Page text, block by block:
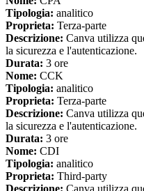
Tipologia: analitico
Proprieta: Terza-parte
Descrizione: Canva utilizza
la sicurezza e l'autenticazione.
Durata: 3 ore
Nome: CCK
Tipologia: analitico
Proprieta: Terza-parte
Descrizione: Canva utilizza
la sicurezza e l'autenticazione.
Durata: 3 ore
Nome: CDI
Tipologia: analitico
Proprieta: Third-party